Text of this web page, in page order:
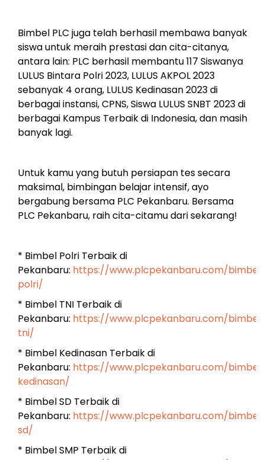
Bimbel PLC juga telah berhasil membawa banyak
siswa untuk meraih prestasi dan cita-citanya,
antara lain: PLC berhasil membantu 117 Siswanya
LULUS Bintara Polri 2023, LULUS AKPOL 2023
sebanyak 4 orang, LULUS Kedinasan 2023 di
berbagai instansi, CPNS, Siswa LULUS SNBT 2023 di
berbagai Kampus Terbaik di Indonesia, dan masih
banyak lagi.
Untuk kamu yang butuh persiapan tes secara
maksimal, bimbingan belajar intensif, ayo
bergabung bersama PLC Pekanbaru. Bersama
PLC Pekanbaru, raih cita-citamu dari sekarang!
* Bimbel Polri Terbaik di
Pekanbaru: https://www.plcpekanbaru.com/
polri/
* Bimbel TNI Terbaik di
Pekanbaru: https://www.plcpekanbaru.com/
tni/
* Bimbel Kedinasan Terbaik di
Pekanbaru: https://www.plcpekanbaru.com/
kedinasan/
* Bimbel SD Terbaik di
Pekanbaru: https://www.plcpekanbaru.com/
sd/
* Bimbel SMP Terbaik di